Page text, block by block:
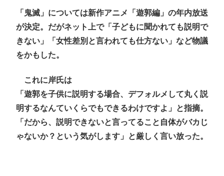
「鬼滅」については新作アニメ「遊郭編」の年内放送
が決定。だがネット上で「子どもに聞かれても説明で
きない」「女性差別と言われても仕方ない」など物議
をかもした。
これに岸氏は
「遊郭を子供に説明する場合、デフォルメして丸く説
明するなんていくらでもできるわけですよ」と指摘。
「だから、説明できないと言ってること自体がバカじ
ゃないか？という気がします」と厳しく言い放った。